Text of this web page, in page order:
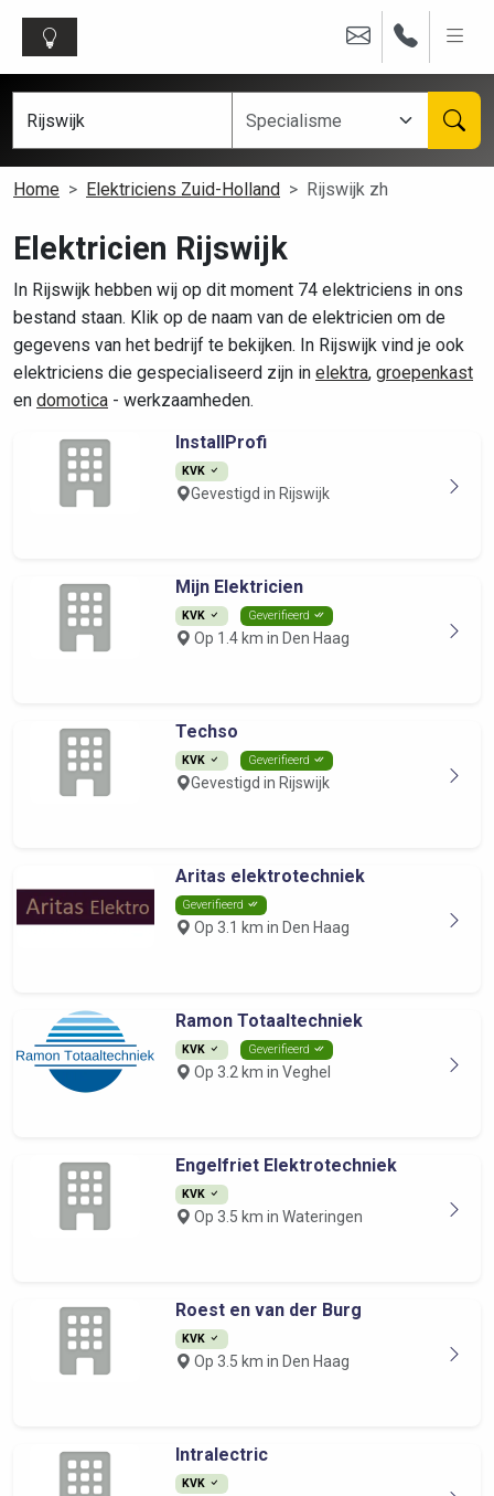
Home Elektriciens Zuid-Holland Rijswijk zh
Elektricien Rijswijk
In Rijswijk hebben wij op dit moment 74 elektriciens in ons
bestand staan. Klik op de naam van de elektricien om de
gegevens van het bedrijf te bekijken. In Rijswijk vind je ook
elektriciens die gespecialiseerd zijn in elektra, groepenkast
en domotica - werkzaamheden.
InstallProfi
KVK
Gevestigd in Rijswijk
Mijn Elektricien
KVK Geverifieerd
Op 1.4 km in Den Haag
Techso
KVK Geverifieerd
Gevestigd in Rijswijk
Aritas elektrotechniek
Geverifieerd
Op 3.1 km in Den Haag
Ramon Totaaltechniek
KVK Geverifieerd
Op 3.2 km in Veghel
Engelfriet Elektrotechniek
KVK
Op 3.5 km in Wateringen
Roest en van der Burg
KVK
Op 3.5 km in Den Haag
Intralectric
KVK